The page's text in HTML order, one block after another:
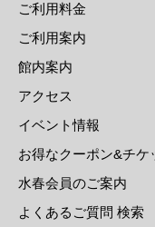
ご利用料金
ご利用案内
館内案内
アクセス
イベント情報
お得なクーポン&チケ
水春会員のご案内
よくあるご質問 検索